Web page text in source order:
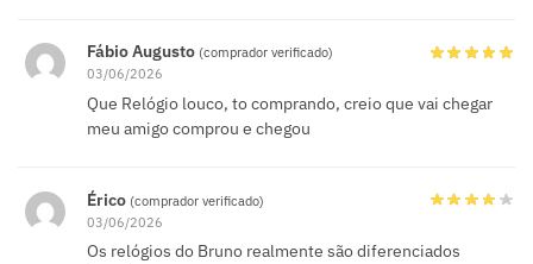
Fábio Augusto (comprador verificado)
03/06/2026
Que Relógio louco, to comprando, creio que vai chegar
meu amigo comprou e chegou
Érico (comprador verificado)
03/06/2026
Os relógios do Bruno realmente são diferenciados